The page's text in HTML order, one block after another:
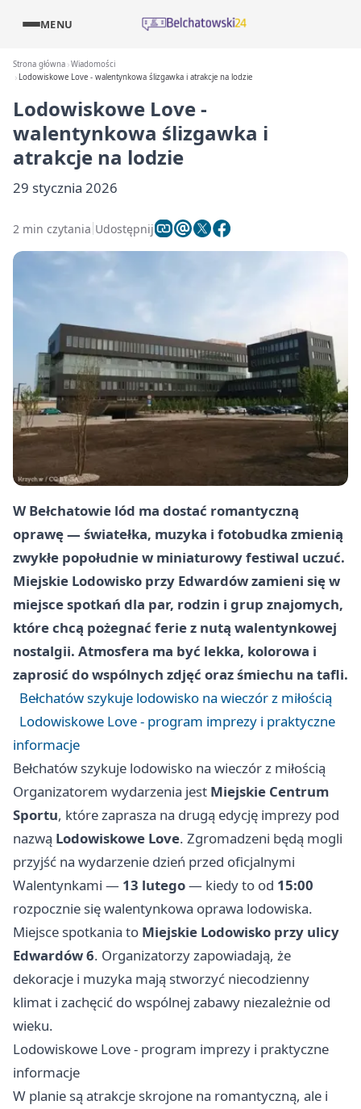
MENU
Strona główna Wiadomości
Lodowiskowe Love - walentynkowa ślizgawka i atrakcje na lodzie
Lodowiskowe Love -
walentynkowa ślizgawka i
atrakcje na lodzie
29 stycznia 2026
2 min czytania Udostępnij
W Bełchatowie lód ma dostać romantyczną
oprawę — światełka, muzyka i fotobudka zmienią
zwykłe popołudnie w miniaturowy festiwal uczuć.
Miejskie Lodowisko przy Edwardów zamieni się w
miejsce spotkań dla par, rodzin i grup znajomych,
które chcą pożegnać ferie z nutą walentynkowej
nostalgii. Atmosfera ma być lekka, kolorowa i
zaprosić do wspólnych zdjęć oraz śmiechu na tafli.
Bełchatów szykuje lodowisko na wieczór z miłością
Lodowiskowe Love - program imprezy i praktyczne
informacje
Bełchatów szykuje lodowisko na wieczór z miłością
Organizatorem wydarzenia jest Miejskie Centrum
Sportu, które zaprasza na drugą edycję imprezy pod
nazwą Lodowiskowe Love. Zgromadzeni będą mogli
przyjść na wydarzenie dzień przed oficjalnymi
Walentynkami — 13 lutego— kiedy to od 15:00
rozpocznie się walentynkowa oprawa lodowiska.
Miejsce spotkania to Miejskie Lodowisko przy ulicy
Edwardów 6. Organizatorzy zapowiadają, że
dekoracje i muzyka mają stworzyć niecodzienny
klimat i zachęcić do wspólnej zabawy niezależnie od
wieku.
Lodowiskowe Love - program imprezy i praktyczne
informacje
W planie są atrakcje skrojone na romantyczną, ale i